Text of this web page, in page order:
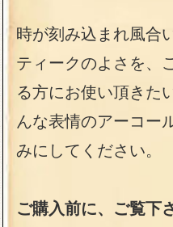
時が刻み込まれ風合
ティークのよさを、
る方にお使い頂きた
んな表情のアーコー
みにしてください。
ご購入前に、ご覧下